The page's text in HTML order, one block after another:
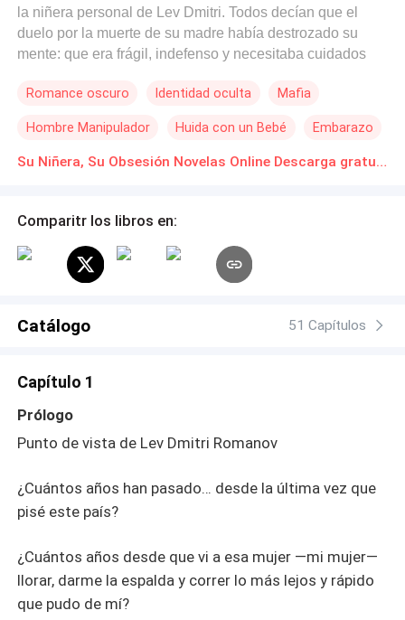
la niñera personal de Lev Dmitri. Todos decían que el
duelo por la muerte de su madre había destrozado su
mente: que era frágil, indefenso y necesitaba cuidados
cargados de una tensión eléctrica, la lástima se
que descubrió la verdad. Su debilidad era una mentira. Él
es Lev Dmitri Romanov: el temido jefe de la mafia
Letal. Y ella —la dulce e inocente chica que se
trampa. Con el corazón destrozado y el miedo
recorriéndole las venas, Marimar huyó… llevando
vive una vida tranquila y alejada del mundo, criando sola
mundo, el amor solo significa una cosa: Lo que es suyo…
se queda suyo. Para siempre.
Romance oscuro Identidad oculta Mafia
Hombre Manipulador Huida con un Bebé Embarazo
Su Niñera, Su Obsesión Novelas Online Descarga gratuita de PDF
Comparitr los libros en:
Catálogo 51 Capítulos
Capítulo 1
Prólogo
Punto de vista de Lev Dmitri Romanov
¿Cuántos años han pasado… desde la última vez que
pisé este país?
¿Cuántos años desde que vi a esa mujer —mi mujer—
llorar, darme la espalda y correr lo más lejos y rápido
que pudo de mí?